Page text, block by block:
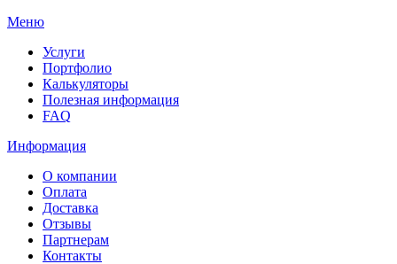
Меню
Услуги
Портфолио
Калькуляторы
Полезная информация
FAQ
Информация
О компании
Оплата
Доставка
Отзывы
Партнерам
Контакты